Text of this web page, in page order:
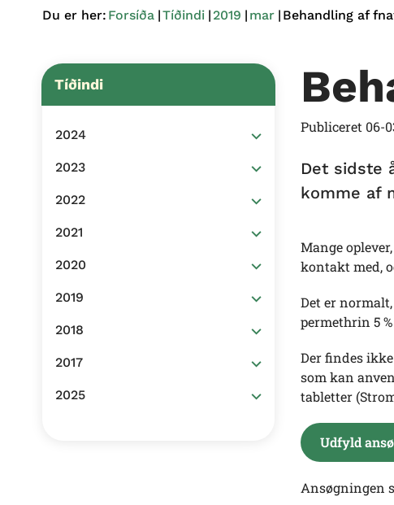
Du er her: Forsíða Tíðindi 2019 mar Behandling af
Tíðindi
2024
2023
2022
2021
2020
2019
2018
2017
2025
Publiceret 06-
Det sidste
komme af
Mange
kontakt med,
Det er
permethrin 5
Der findes
som kan
tabletter
Udfyld
Ansøgningen